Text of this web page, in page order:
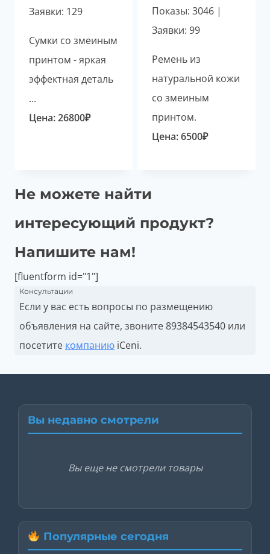
Заявки: 129
Сумки со змеиным
принтом - яркая
эффектная деталь
...
Цена:26800₽
Показы: 3046 |
Заявки: 99
Ремень из
натуральной кожи
со змеиным
принтом.
Цена:6500₽
Не можете найти
интересующий продукт?
Напишите нам!
[fluentform id="1"]
Консультации
Если у вас есть вопросы по размещению
объявления на сайте, звоните89384543540 или
посетите компанию iCeni.
Вы недавно смотрели
Вы еще не смотрели товары
Популярные сегодня